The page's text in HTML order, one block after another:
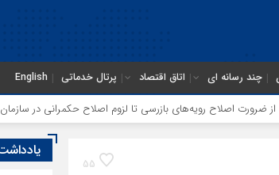
چند رسانه ای اتاق اقتصاد پرتال خدماتی English
بازرسی تا لزوم اصلاح حکمرانی در سازمان تأمین اجتماعی
55